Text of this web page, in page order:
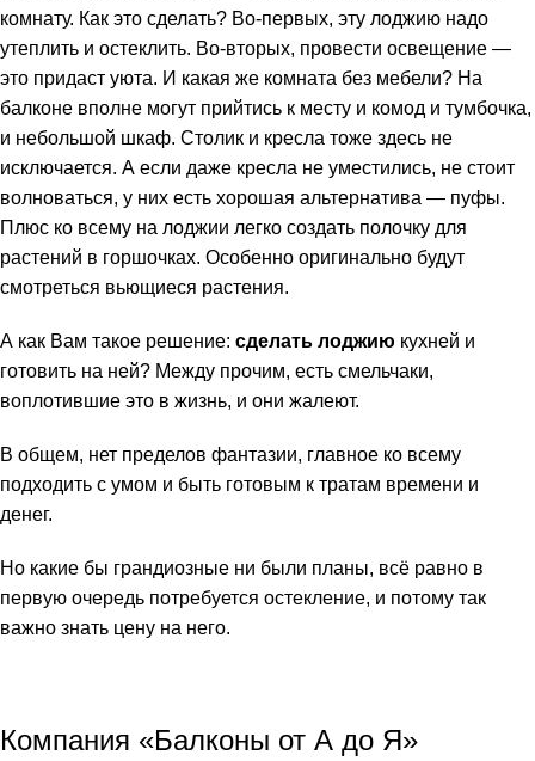
комнату. Как это сделать? Во-первых, эту лоджию надо
утеплить и остеклить. Во-вторых, провести освещение —
это придаст уюта. И какая же комната без мебели? На
балконе вполне могут прийтись к месту и комод и тумбочка,
и небольшой шкаф. Столик и кресла тоже здесь не
исключается. А если даже кресла не уместились, не стоит
волноваться, у них есть хорошая альтернатива — пуфы.
Плюс ко всему на лоджии легко создать полочку для
растений в горшочках. Особенно оригинально будут
смотреться вьющиеся растения.
А как Вам такое решение: сделать лоджию кухней и
готовить на ней? Между прочим, есть смельчаки,
воплотившие это в жизнь, и они жалеют.
В общем, нет пределов фантазии, главное ко всему
подходить с умом и быть готовым к тратам времени и
денег.
Но какие бы грандиозные ни были планы, всё равно в
первую очередь потребуется остекление, и потому так
важно знать цену на него.
Компания «Балконы от А до Я»